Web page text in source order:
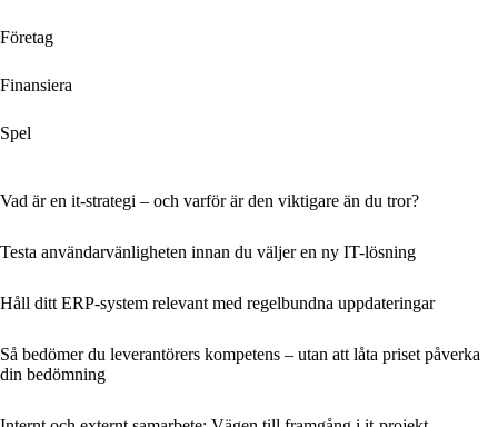
Företag
Finansiera
Spel
Vad är en it-strategi – och varför är den viktigare än du tror?
Testa användarvänligheten innan du väljer en ny IT-lösning
Håll ditt ERP-system relevant med regelbundna uppdateringar
Så bedömer du leverantörers kompetens – utan att låta priset påverka
din bedömning